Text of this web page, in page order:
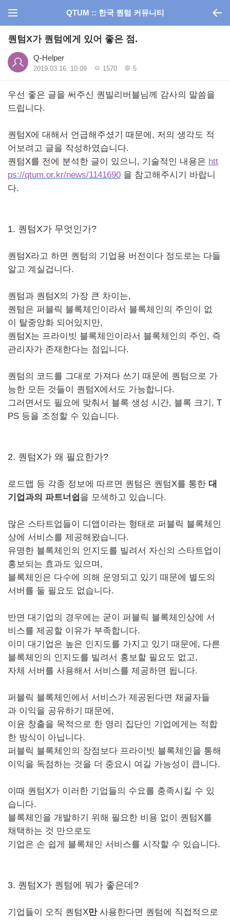
QTUM :: 한국 퀀텀 커뮤니티
퀀텀X가 퀀텀에게 있어 좋은 점.
Q-Helper
2019.03.16. 10:09 1570 5
우선 좋은 글을 써주신 퀀빌리버블님께 감사의 말씀을
드립니다.
퀀텀X에 대해서 언급해주셨기 때문에, 저의 생각도 적
어보려고 글을 작성하였습니다.
퀀텀X를 전에 분석한 글이 있으니, 기술적인 내용은 htt
ps://qtum.or.kr/news/1141690 을 참고해주시기 바랍니
다.
1. 퀀텀X가 무엇인가?
퀀텀X라고 하면 퀀텀의 기업용 버전이다 정도로는 다들
알고 계실겁니다.
퀀텀과 퀀텀X의 가장 큰 차이는,
퀀텀은 퍼블릭 블록체인이라서 블록체인의 주인이 없
이 탈중앙화 되어있지만,
퀀텀X는 프라이빗 블록체인이라서 블록체인의 주인, 즉
관리자가 존재한다는 점입니다.
퀀텀의 코드를 그대로 가져다 쓰기 때문에 퀀텀으로 가
능한 모든 것들이 퀀텀X에서도 가능합니다.
그러면서도 필요에 맞춰서 블록 생성 시간, 블록 크기, T
PS 등을 조정할 수 있습니다.
2. 퀀텀X가 왜 필요한가?
로드맵 등 각종 정보에 따르면 퀀텀은 퀀텀X를 통한 대
기업과의 파트너쉽 을 모색하고 있습니다.
많은 스타트업들이 디앱이라는 형태로 퍼블릭 블록체인
상에 서비스를 제공해왔습니다.
유명한 블록체인의 인지도를 빌려서 자신의 스타트업이
홍보되는 효과도 있으며,
블록체인은 다수에 의해 운영되고 있기 때문에 별도의
서버를 둘 필요도 없습니다.
반면 대기업의 경우에는 굳이 퍼블릭 블록체인상에 서
비스를 제공할 이유가 부족합니다.
이미 대기업은 높은 인지도를 가지고 있기 때문에, 다른
블록체인의 인지도를 빌려서 홍보할 필요도 없고,
자체 서버를 사용해서 서비스를 제공하면 됩니다.
퍼블릭 블록체인에서 서비스가 제공된다면 채굴자들
과 이익을 공유하기 때문에,
이윤 창출을 목적으로 한 영리 집단인 기업에게는 적합
한 방식이 아닙니다.
퍼블릭 블록체인의 장점보다 프라이빗 블록체인을 통해
이익을 독점하는 것을 더 중요시 여길 가능성이 큽니다.
이때 퀀텀X가 이러한 기업들의 수요를 충족시킬 수 있
습니다.
블록체인을 개발하기 위해 필요한 비용 없이 퀀텀X를
채택하는 것 만으로도
기업은 손 쉽게 블록체인 서비스를 시작할 수 있습니다.
3. 퀀텀X가 퀀텀에 뭐가 좋은데?
기업들이 오직 퀀텀X만 사용한다면 퀀텀에 직접적으로